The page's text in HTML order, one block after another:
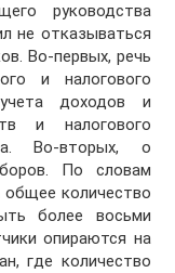
руководства
не отказываться
Во-первых, речь
и налогового
доходов и
и налогового
Во-вторых, о
По словам
количество
более восьми
опираются на
где количество